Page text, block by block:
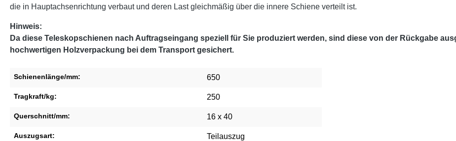
die in Hauptachsenrichtung verbaut und deren Last gleichmäßig über die innere Schiene verteilt ist.
Hinweis:
Da diese Teleskopschienen nach Auftragseingang speziell für Sie produziert werden, sind diese von der Rückgabe
hochwertigen Holzverpackung bei dem Transport gesichert.
Schienenlänge/mm: 650
Tragkraft/kg: 250
Querschnitt/mm: 16 x 40
Auszugsart: Teilauszug